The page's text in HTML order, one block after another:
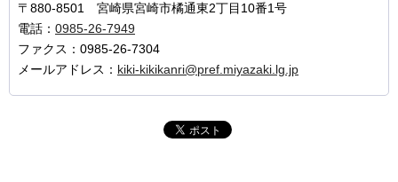
〒880-8501 宮崎県宮崎市橘通東2丁目10番1号
電話： 0985-26-7949
ファクス：0985-26-7304
メールアドレス： kiki-kikikanri@pref.miyazaki.lg.jp